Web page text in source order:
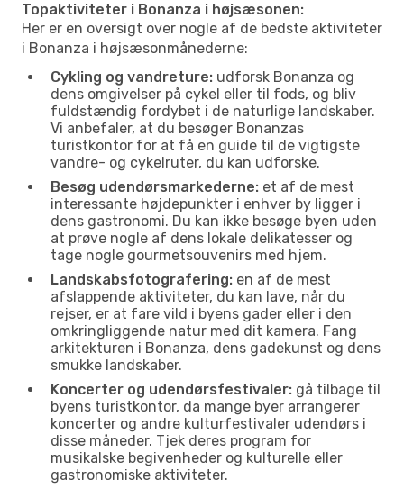
Topaktiviteter i Bonanza i højsæsonen:
Her er en oversigt over nogle af de bedste aktiviteter
i Bonanza i højsæsonmånederne:
Cykling og vandreture: udforsk Bonanza og
dens omgivelser på cykel eller til fods, og bliv
fuldstændig fordybet i de naturlige landskaber.
Vi anbefaler, at du besøger Bonanzas
turistkontor for at få en guide til de vigtigste
vandre- og cykelruter, du kan udforske.
Besøg udendørsmarkederne: et af de mest
interessante højdepunkter i enhver by ligger i
dens gastronomi. Du kan ikke besøge byen uden
at prøve nogle af dens lokale delikatesser og
tage nogle gourmetsouvenirs med hjem.
Landskabsfotografering: en af de mest
afslappende aktiviteter, du kan lave, når du
rejser, er at fare vild i byens gader eller i den
omkringliggende natur med dit kamera. Fang
arkitekturen i Bonanza, dens gadekunst og dens
smukke landskaber.
Koncerter og udendørsfestivaler: gå tilbage til
byens turistkontor, da mange byer arrangerer
koncerter og andre kulturfestivaler udendørs i
disse måneder. Tjek deres program for
musikalske begivenheder og kulturelle eller
gastronomiske aktiviteter.